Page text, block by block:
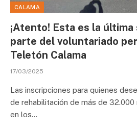
CALAMA
¡Atento! Esta es la última
parte del voluntariado
Teletón Calama
17/03/2025
Las inscripciones para quienes
de rehabilitación de más de 32.000
en los…